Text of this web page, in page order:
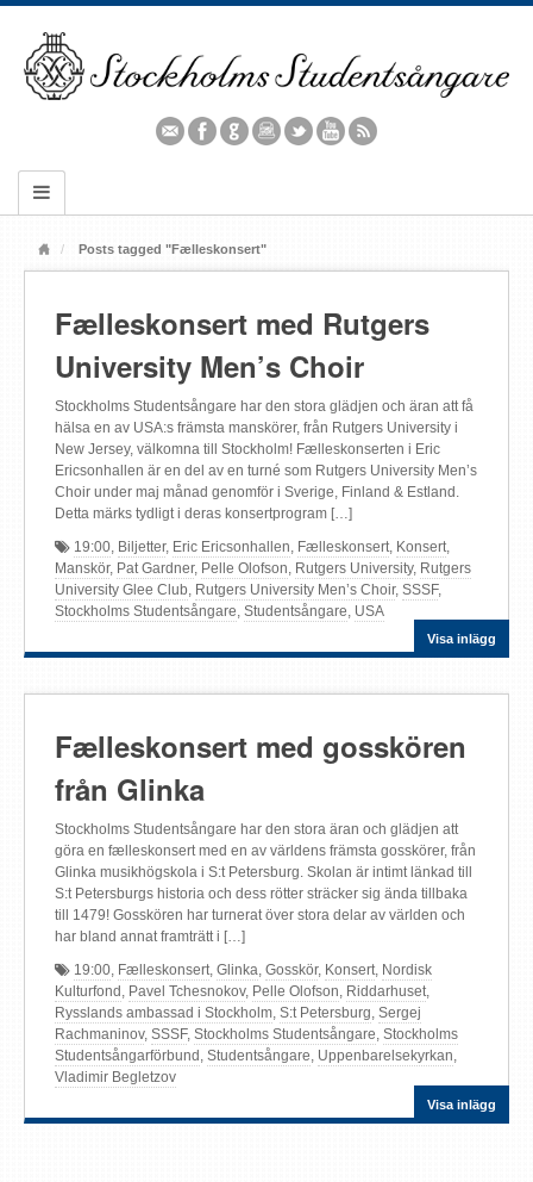
Posts tagged "Fælleskonsert"
Fælleskonsert med Rutgers
University Men’s Choir
Stockholms Studentsångare har den stora glädjen och äran att få
hälsa en av USA:s främsta manskörer, från Rutgers University i
New Jersey, välkomna till Stockholm! Fælleskonserten i Eric
Ericsonhallen är en del av en turné som Rutgers University Men’s
Choir under maj månad genomför i Sverige, Finland & Estland.
Detta märks tydligt i deras konsertprogram […]
Visa inlägg
19:00, Biljetter, Eric Ericsonhallen, Fælleskonsert, Konsert,
Manskör, Pat Gardner, Pelle Olofson, Rutgers University, Rutgers
University Glee Club, Rutgers University Men’s Choir, SSSF,
Stockholms Studentsångare, Studentsångare, USA
Fælleskonsert med gosskören
från Glinka
Stockholms Studentsångare har den stora äran och glädjen att
göra en fælleskonsert med en av världens främsta gosskörer, från
Glinka musikhögskola i S:t Petersburg. Skolan är intimt länkad till
S:t Petersburgs historia och dess rötter sträcker sig ända tillbaka
till 1479! Gosskören har turnerat över stora delar av världen och
har bland annat framträtt i […]
Visa inlägg
19:00, Fælleskonsert, Glinka, Gosskör, Konsert, Nordisk
Kulturfond , Pavel Tchesnokov, Pelle Olofson, Riddarhuset,
Rysslands ambassad i Stockholm, S:t Petersburg, Sergej
Rachmaninov, SSSF, Stockholms Studentsångare, Stockholms
Studentsångarförbund , Studentsångare, Uppenbarelsekyrkan,
Vladimir Begletzov